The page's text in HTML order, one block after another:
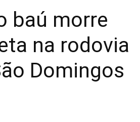
baú morre
na rodovia
Domingos